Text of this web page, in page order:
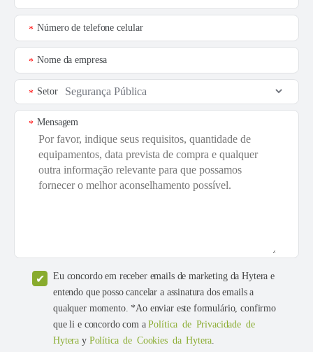
Número de telefone celular
*
Nome da empresa
*
Setor
*
Mensagem
*
Eu concordo em receber emails de marketing da Hytera e
entendo que posso cancelar a assinatura dos emails a
qualquer momento. *Ao enviar este formulário, confirmo
que li e concordo com aPolítica de Privacidade de
Hytera y Política de Cookies da Hytera.